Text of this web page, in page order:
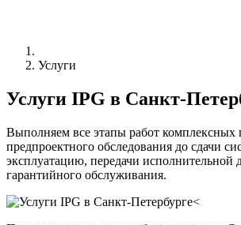
Услуги
Услуги IPG в Санкт-
Выполняем все этапы работ комплексных
предпроектного обследования до сдачи
эксплуатацию, передачи исполнительной
гарантийного обслуживания.